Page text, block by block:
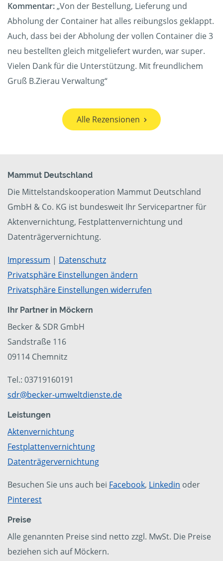
Kommentar:„Von der Bestellung, Lieferung und
Abholung der Container hat alles reibungslos geklappt.
Auch, dass bei der Abholung der vollen Container die 3
neu bestellten gleich mitgeliefert wurden, war super.
Vielen Dank für die Unterstützung. Mit freundlichem
Gruß B.Zierau Verwaltung“
Alle Rezensionen
Mammut Deutschland
Die Mittelstandskooperation Mammut Deutschland
GmbH & Co. KG ist bundesweit Ihr Servicepartner für
Aktenvernichtung, Festplattenvernichtung und
Datenträgervernichtung.
Impressum | Datenschutz
Privatsphäre Einstellungen ändern
Privatsphäre Einstellungen widerrufen
Ihr Partner in Möckern
Becker & SDR GmbH
Sandstraße 116
09114 Chemnitz
Tel.: 03719160191
sdr@becker-umweltdienste.de
Leistungen
Aktenvernichtung
Festplattenvernichtung
Datenträgervernichtung
Besuchen Sie uns auch bei Facebook, Linkedin oder
Pinterest
Preise
Alle genannten Preise sind netto zzgl. MwSt. Die Preise
beziehen sich auf Möckern.